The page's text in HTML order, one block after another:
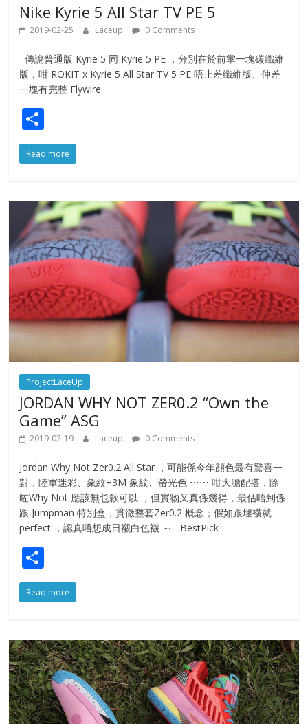
Nike Kyrie 5 All Star TV PE 5
2019-02-25 Laceup 0 Comments
傳說普通版 Kyrie 5 同 Kyrie 5 PE ，分別在於前掌一塊碳纖維
版，咁 ROKIT x Kyrie 5 All Star TV 5 PE 唔止差纖維版、仲差
一塊有完整 Flywire
h
ar
Read more
ProjectLaceUp
JORDAN WHY NOT ZER0.2 “Own the
Game” ASG
2019-02-19 Laceup 0 Comments
Jordan Why Not Zer0.2 All Star ，可能係今年顔色最有驚喜一
對，陸軍迷彩、象紋+3M 象紋、螢光色 ⋯⋯ 咁大膽配搭，除
咗Why Not 應該無乜款可以 ，但實物又真係幾得，最估唔到係
跟 Jumpman 特別盒，貫徹整套Zer0.2 概念；假如跟埋襪就
perfect ，認真唔想成日襯白色襪 ～ BestPick
h
ar
Read more